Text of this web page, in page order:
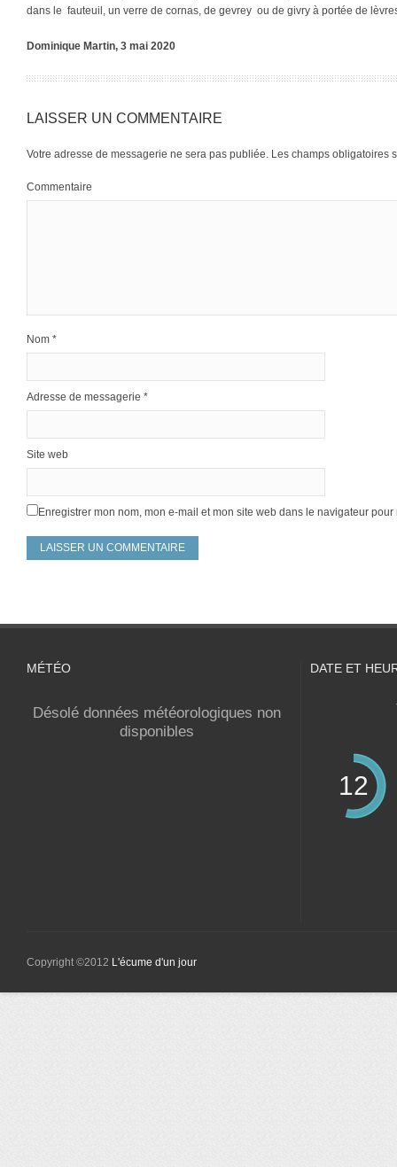
dans le fauteuil, un verre de cornas, de gevrey ou de givry à portée de
Dominique Martin, 3 mai 2020
LAISSER UN COMMENTAIRE
Votre adresse de messagerie ne sera pas publiée. Les champs obligatoires
Commentaire
Nom *
Adresse de messagerie *
Site web
Enregistrer mon nom, mon e-mail et mon site web dans le navigateur
MÉTÉO
Désolé données météorologiques non
disponibles
DATE ET
12
Copyright ©2012 L'écume d'un jour